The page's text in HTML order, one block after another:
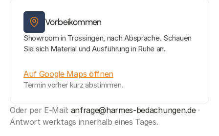
Vorbeikommen
Showroom in Trossingen, nach Absprache. Schauen
Sie sich Material und Ausführung in Ruhe an.
Auf Google Maps öffnen
Termin vorher kurz abstimmen.
Oder per E-Mail: anfrage@harmes-bedachungen.de ·
Antwort werktags innerhalb eines Tages.